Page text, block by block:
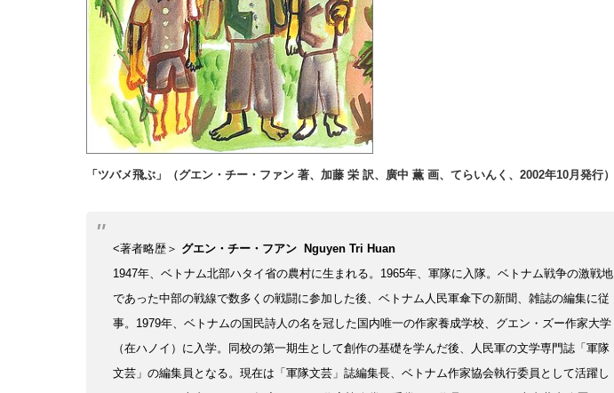
「ツバメ飛ぶ」（グエン・チー・ファン 著、加藤 栄 訳、廣中 薫 画、てらいんく、2002年10月発行）
<著者略歴＞ グエン・チー・フアン
Nguyen Tri Huan
1947年、ベトナム北部ハタイ省の農村に生まれる。1965年、軍隊に入隊。ベトナム戦争の激戦地
であった中部の戦線で数多くの戦闘に参加した後、ベトナム人民軍傘下の新聞、雑誌の編集に従
事。1979年、ベトナムの国民詩人の名を冠した国内唯一の作家養成学校、グエン・ズー作家大学
（在ハノイ）に入学。同校の第一期生として創作の基礎を学んだ後、人民軍の文学専門誌「軍隊
文芸」の編集員となる。 現在は「軍隊文芸」誌編集長、ベトナム作家協会執行委員として活躍し